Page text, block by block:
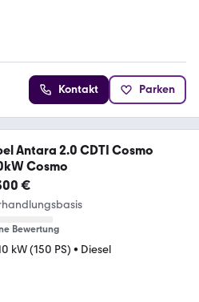
Kontakt Parken
Antara 2.0 CDTI Cosmo
Cosmo
€
Bewertung
kW (150 PS) • Diesel